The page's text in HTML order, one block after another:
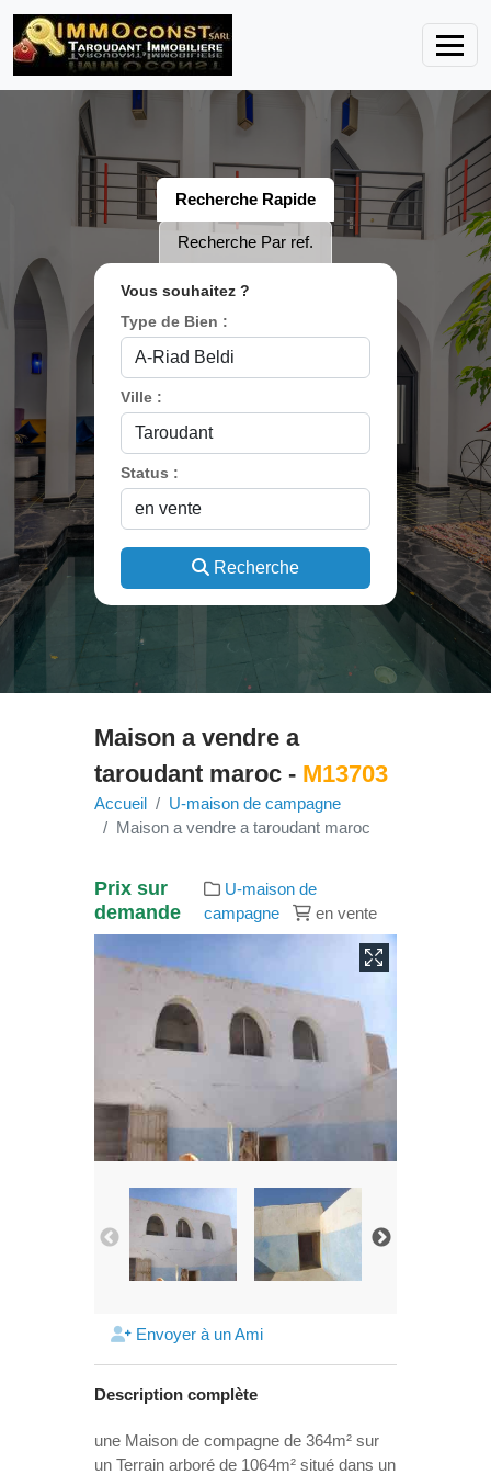
Recherche Rapide
Recherche Par ref.
Vous souhaitez ?
Type de Bien :
Ville :
Status :
Recherche
Maison a vendre a
taroudant maroc - M13703
Accueil
U-maison de campagne
Maison a vendre a taroudant maroc
Prix sur
demande
U-maison de
campagne
en vente
Envoyer à un Ami
Description complète
une Maison de compagne de 364m² sur
un Terrain arboré de 1064m² situé dans un